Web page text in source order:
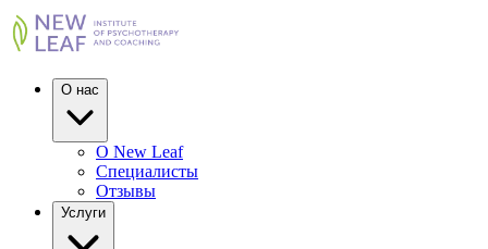
О нас
О New Leaf
Специалисты
Отзывы
Услуги